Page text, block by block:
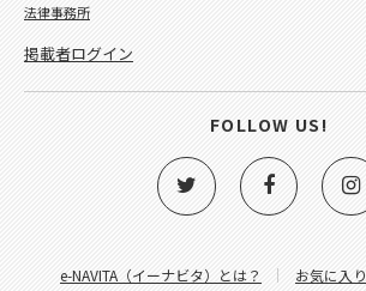
e-NAVITA（イーナビタ）とは？ お気に入り
法律事務所
掲載者ログイン
FOLLOW US!